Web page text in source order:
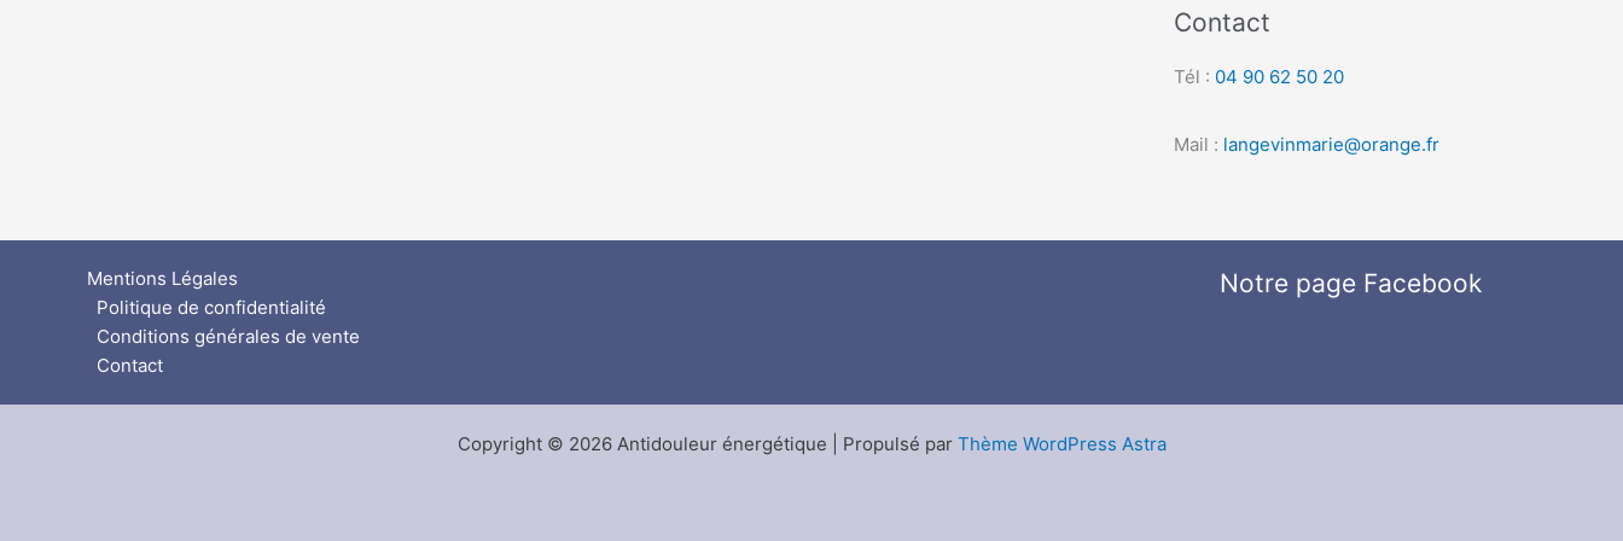
Contact
Tél : 04 90 62 50 20
Mail : langevinmarie@orange.fr
Mentions Légales
Politique de confidentialité
Conditions générales de vente
Contact
Notre page Facebook
Copyright © 2026 Antidouleur énergétique | Propulsé par Thème WordPress Astra